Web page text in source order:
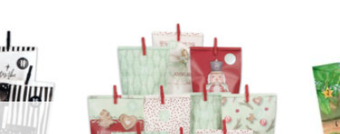
Add to
wishlist